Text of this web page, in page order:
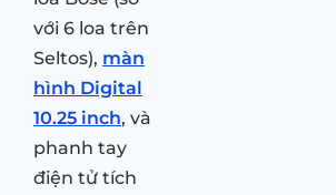
với 6 loa trên
Seltos), màn
hình Digital
10.25 inch, và
phanh tay
điện tử tích